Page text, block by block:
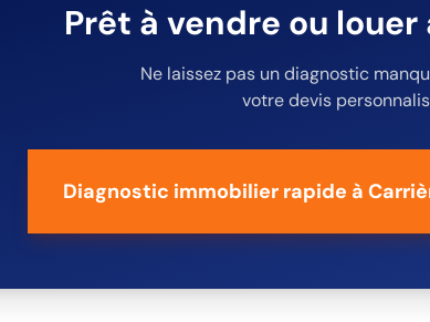
Prêt à vendre ou louer
Ne laissez pas un diagnostic
votre devis
Diagnostic immobilier rapide à